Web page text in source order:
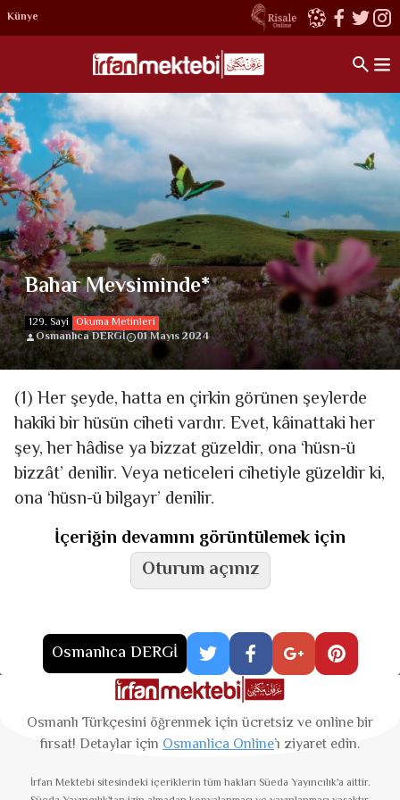
Künye
Bahar Mevsiminde*
129. Sayi Okuma Metinleri
Osmanlıca DERGİ
01 Mayıs 2024
(1) Her şeyde, hatta en çirkin görünen şeylerde
hakiki bir hüsün ciheti vardır. Evet, kâinattaki her
şey, her hâdise ya bizzat güzeldir, ona ‘hüsn-ü
bizzât’ denilir. Veya neticeleri cihetiyle güzeldir ki,
ona ‘hüsn-ü bilgayr’ denilir.
İçeriğin devamını görüntülemek için
Oturum açınız
Osmanlıca DERGİ
Osmanlı Türkçesini öğrenmek için ücretsiz ve online bir
fırsat! Detaylar için Osmanlica Online’ı ziyaret edin.
İrfan Mektebi sitesindeki içeriklerin tüm hakları Süeda Yayıncılık'a aittir.